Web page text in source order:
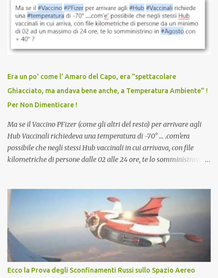
sconti, incentivi per vaccinarsi. Non avevamo mai visto
discriminazioni per coloro che non l’hanno fatto. Se non sei stato
vaccinato, nessuno aveva prima cercato di farti sentire una
persona cattiva. Non avevamo mai visto un vaccino che minacci le
vaccino usato per minacciare i mezzi di sussistenza, il lavoro o la
scuola. Non avevamo mai visto un vaccino che permettesse a un
dodicenne di ignorare il consenso dei genitori. Dopo tutti i vaccini
che abbiamo elencato sopra...
Era un po' come l' Amaro del Capo, era "spettacolare
Ghiacciato, ma andava bene anche, a Temperatura Ambiente" !
Per Non Dimenticare !
Ma se il Vaccino PFizer (come gli altri del resto) per arrivare agli
Hub Vaccinali richiedeva una temperatura di -70° ... .com'era
possibile che negli stessi Hub vaccinali in cui arrivava, con file
kilometriche di persone dalle 02 alle 24 ore, te lo somministravano
Vaccino come: l' Amaro del Capo, era "spettacolare Ghiacciato, ma
andava bene anche, a Temperatura Ambiente"! Riproponiamo
l'articolo per NON Dimenticare!
Ecco la Prova degli Sconfinamenti Russi sullo Spazio Aereo